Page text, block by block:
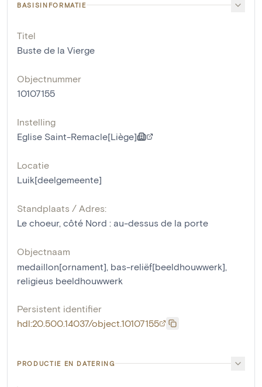
BASISINFORMATIE
Titel
Buste de la Vierge
Objectnummer
10107155
Instelling
Eglise Saint-Remacle[Liège]
Locatie
Luik[deelgemeente]
Standplaats / Adres:
Le choeur, côté Nord : au-dessus de la porte
Objectnaam
medaillon[ornament], bas-reliëf[beeldhouwwerk],
religieus beeldhouwwerk
Persistent identifier
hdl:20.500.14037/object.10107155
PRODUCTIE EN DATERING